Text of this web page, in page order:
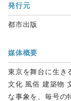
発行元
都市出版
媒体概要
東京を舞台に生き
文化 風俗 建築物
な事象を、毎号の